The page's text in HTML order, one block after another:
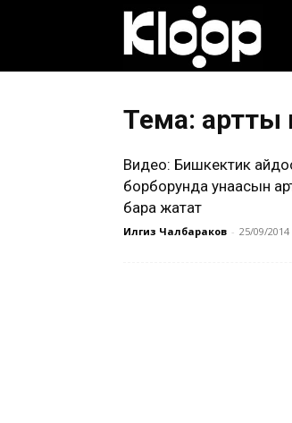
Тема: артты
Видео: Бишкектик
борборунда унаасын
бара жатат
Илгиз Чалбараков - 25/09/2014